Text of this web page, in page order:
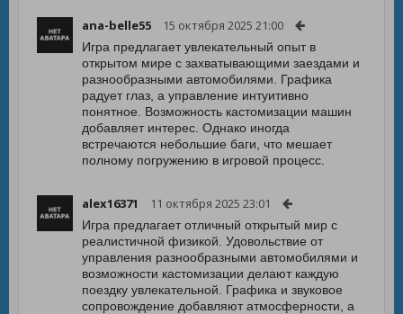
ana-belle55 15 октября 2025 21:00
Игра предлагает увлекательный опыт в
открытом мире с захватывающими заездами и
разнообразными автомобилями. Графика
радует глаз, а управление интуитивно
понятное. Возможность кастомизации машин
добавляет интерес. Однако иногда
встречаются небольшие баги, что мешает
полному погружению в игровой процесс.
alex16371 11 октября 2025 23:01
Игра предлагает отличный открытый мир с
реалистичной физикой. Удовольствие от
управления разнообразными автомобилями и
возможности кастомизации делают каждую
поездку увлекательной. Графика и звуковое
сопровождение добавляют атмосферности, а